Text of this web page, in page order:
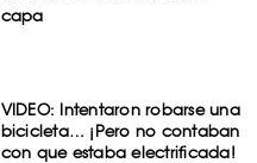
capa
VIDEO: Intentaron robarse una
bicicleta… ¡Pero no contaban
con que estaba electrificada!